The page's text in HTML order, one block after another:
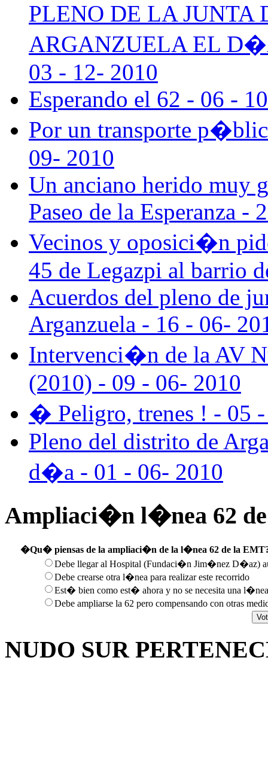
PLENO DE LA JUNTA
ARGANZUELA EL
03 - 12- 2010
Esperando el 62 - 06 -
Por un transporte
09- 2010
Un anciano herido muy
Paseo de la Esperanza -
Vecinos y oposici�n
45 de Legazpi al barrio
Acuerdos del pleno de
Arganzuela - 16 - 06-
Intervenci�n de la AV
(2010) - 09 - 06- 2010
� Peligro, trenes ! - 05
Pleno del distrito de
d�a - 01 - 06- 2010
Ampliaci�n l�nea 62
�Qu� piensas de la ampliaci�n de la l�nea 62 de la
Debe llegar al Hospital (Fundaci�n Jim�nez D�az)
Debe crearse otra l�nea para realizar este recorrido
Est� bien como est� ahora y no se necesita una l�nea
Debe ampliarse la 62 pero compensando con otras
NUDO SUR